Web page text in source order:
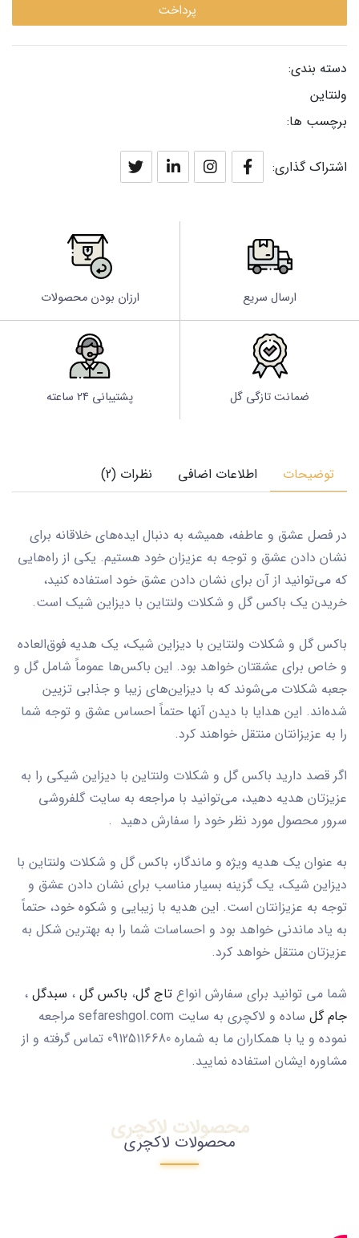
پرداخت
دسته بندی:
ولنتاین
برچسب ها:
اشتراک گذاری:
ارسال سریع ارزان بودن محصولات
ضمانت تازگی گل پشتیبانی 24 ساعته
توضیحات اطلاعات اضافی نظرات (2)
در فصل عشق و عاطفه، همیشه به دنبال ایده‌های خلاقانه برای
نشان دادن عشق و توجه به عزیزان خود هستیم. یکی از راه‌هایی
که می‌توانید از آن برای نشان دادن عشق خود استفاده کنید،
خریدن یک باکس گل و شکلات ولنتاین با دیزاین شیک است.
باکس گل و شکلات ولنتاین با دیزاین شیک، یک هدیه فوق‌العاده
و خاص برای عشقتان خواهد بود. این باکس‌ها عموماً شامل گل و
جعبه شکلات می‌شوند که با دیزاین‌های زیبا و جذابی تزیین
شده‌اند. این هدایا با دیدن آنها حتماً احساس عشق و توجه شما
را به عزیزانتان منتقل خواهند کرد.
اگر قصد دارید باکس گل و شکلات ولنتاین با دیزاین شیکی را به
عزیزتان هدیه دهید، می‌توانید با مراجعه به سایت گلفروشی
سرور محصول مورد نظر خود را سفارش دهید .
به عنوان یک هدیه ویژه و ماندگار، باکس گل و شکلات ولنتاین با
دیزاین شیک، یک گزینه بسیار مناسب برای نشان دادن عشق و
توجه به عزیزانتان است. این هدیه با زیبایی و شکوه خود، حتماً
به یاد ماندنی خواهد بود و احساسات شما را به بهترین شکل به
عزیزتان منتقل خواهد کرد.
شما می توانید برای سفارش انواع تاج گل، باکس گل ، سبدگل ،
جام گل
ساده و لاکچری به سایت sefareshgol.com مراجعه
نموده و یا با همکاران ما به شماره 09125116680 تماس گرفته و از
مشاوره ایشان استفاده نمایید.
محصولات لاکچری
محصولات لاکچری